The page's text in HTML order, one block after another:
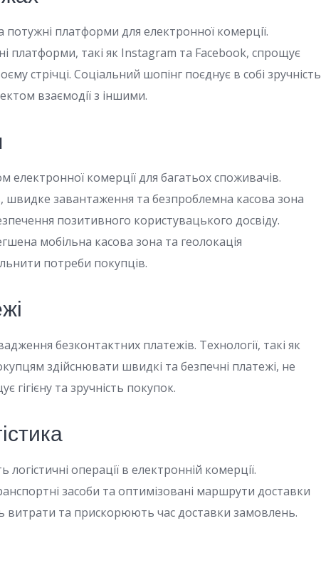
платформи для електронної комерції.
платформи, такі як Instagram та Facebook, спрощує
стрічці. Соціальний шопінг поєднує в собі зручність
взаємодії з іншими.
електронної комерції для багатьох споживачів.
швидке завантаження та безпроблемна касова зона
позитивного користувацького досвіду.
мобільна касова зона та геолокація
потреби покупців.
безконтактних платежів. Технології, такі як
здійснювати швидкі та безпечні платежі, не
гігієну та зручність покупок.
операції в електронній комерції.
засоби та оптимізовані маршрути доставки
та прискорюють час доставки замовлень.